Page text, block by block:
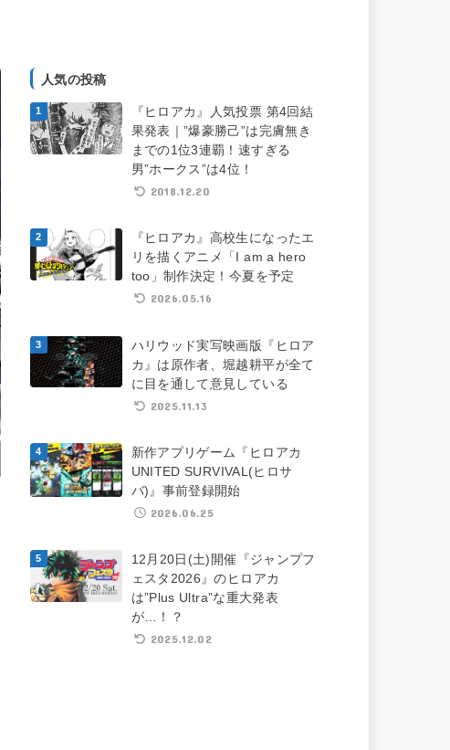
人気の投稿
『ヒロアカ』人気投票 第4回結
果発表｜”爆豪勝己”は完膚無き
までの1位3連覇！速すぎる
男”ホークス”は4位！
2018.12.20
『ヒロアカ』高校生になったエ
リを描くアニメ「I am a hero
too」制作決定！今夏を予定
2026.05.16
ハリウッド実写映画版『ヒロア
カ』は原作者、堀越耕平が全て
に目を通して意見している
2025.11.13
新作アプリゲーム『ヒロアカ
UNITED SURVIVAL(ヒロサ
バ)』事前登録開始
2026.06.25
12月20日(土)開催『ジャンプフ
ェスタ2026』のヒロアカ
は”Plus Ultra”な重大発表
が…！？
2025.12.02